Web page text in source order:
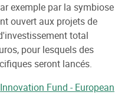
exemple par la symbiose
ouvert aux projets de
total
pour lesquels des
seront lancés.
Innovation Fund - European